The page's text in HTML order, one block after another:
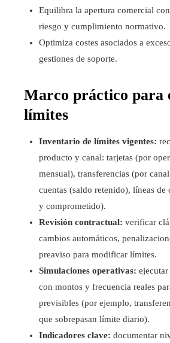
Equilibra la apertura comercial
riesgo y cumplimiento normativo.
Optimiza costes asociados a
gestiones de soporte.
Marco práctico para
límites
Inventario de límites vigentes:
producto y canal: tarjetas (por
mensual), transferencias (por
cuentas (saldo retenido), líneas
y comprometido).
Revisión contractual: verificar
cambios automáticos,
preaviso para modificar límites.
Simulaciones operativas: ejecutar
con montos y frecuencia reales
previsibles (por ejemplo,
que sobrepasan límite diario).
Indicadores clave: documentar